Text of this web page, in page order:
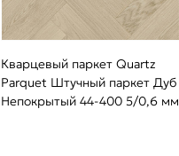
Кварцевый паркет Quartz
Parquet Штучный паркет Дуб
Непокрытый 44-400 5/0,6 мм